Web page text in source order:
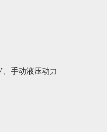
、手动液压动力